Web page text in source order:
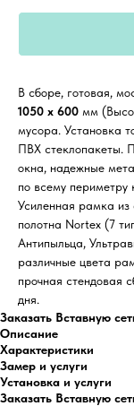
В сборе, готовая,
1050 х 600 мм
мусора. Установка
ПВХ стеклопакеты.
окна, надежные
по всему
Усиленная рамка из
полотна Nortex (7
Антипыльца,
различные цвета
прочная стендовая
дня.
Заказать Вставную
Описание
Характеристики
Замер и услуги
Установка и услуги
Заказать Вставную